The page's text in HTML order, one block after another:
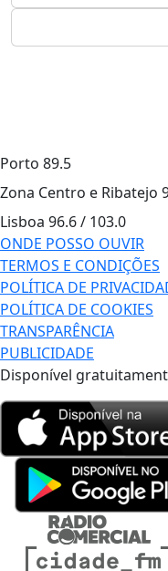
Porto 89.5
Zona Centro e Ribatejo
Lisboa 96.6 / 103.0
ONDE POSSO OUVIR
TERMOS E CONDIÇÕES
POLÍTICA DE
POLÍTICA DE COOKIES
TRANSPARÊNCIA
PUBLICIDADE
Disponível